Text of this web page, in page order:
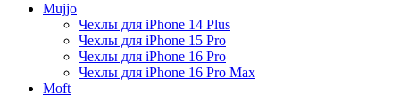
Mujjo
Чехлы для iPhone 14 Plus
Чехлы для iPhone 15 Pro
Чехлы для iPhone 16 Pro
Чехлы для iPhone 16 Pro Max
Moft